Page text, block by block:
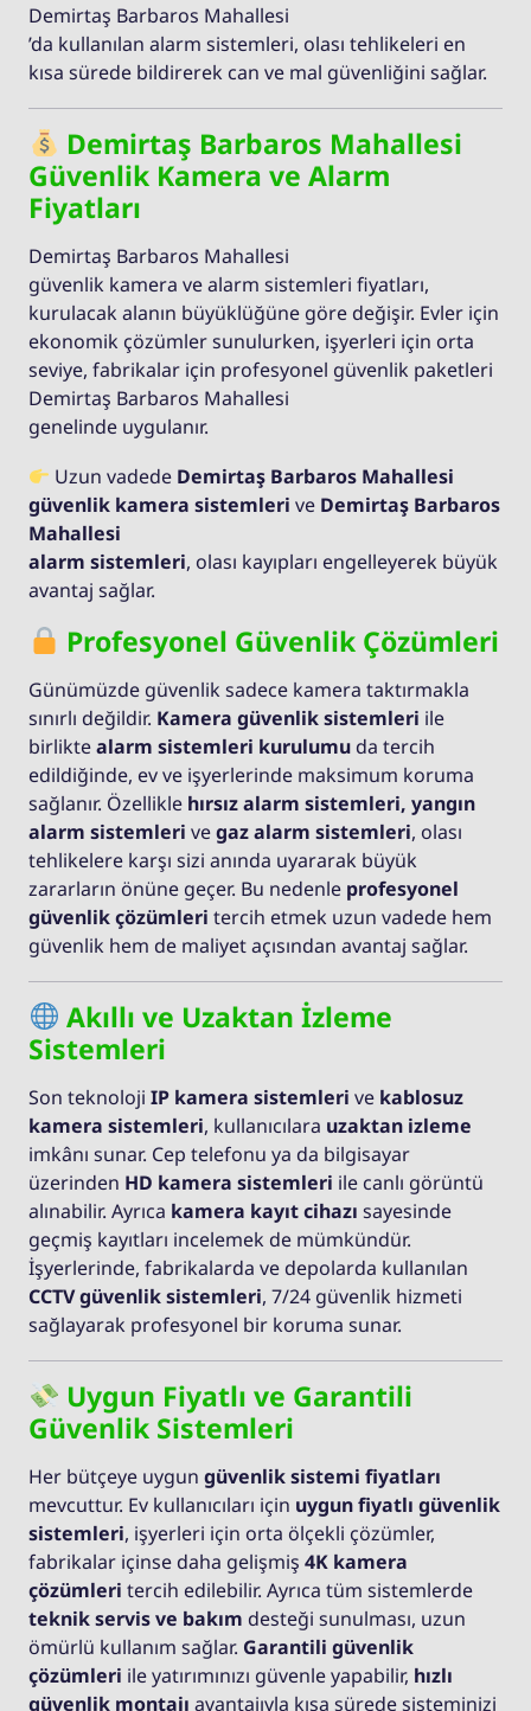
Demirtaş Barbaros Mahallesi
’da kullanılan alarm sistemleri, olası tehlikeleri en
kısa sürede bildirerek can ve mal güvenliğini sağlar.
Demirtaş Barbaros Mahallesi
Güvenlik Kamera ve Alarm
Fiyatları
Demirtaş Barbaros Mahallesi
güvenlik kamera ve alarm sistemleri fiyatları,
kurulacak alanın büyüklüğüne göre değişir. Evler için
ekonomik çözümler sunulurken, işyerleri için orta
seviye, fabrikalar için profesyonel güvenlik paketleri
Demirtaş Barbaros Mahallesi
genelinde uygulanır.
Uzun vadede Demirtaş Barbaros Mahallesi
güvenlik kamera sistemleri ve Demirtaş Barbaros
Mahallesi
alarm sistemleri, olası kayıpları engelleyerek büyük
avantaj sağlar.
Profesyonel Güvenlik Çözümleri
Günümüzde güvenlik sadece kamera taktırmakla
sınırlı değildir. Kamera güvenlik sistemleri ile
birliktealarm sistemleri kurulumu da tercih
edildiğinde, ev ve işyerlerinde maksimum koruma
sağlanır. Özellikle hırsız alarm sistemleri, yangın
alarm sistemleri vegaz alarm sistemleri, olası
tehlikelere karşı sizi anında uyararak büyük
zararların önüne geçer. Bu nedenle profesyonel
güvenlik çözümleri tercih etmek uzun vadede hem
güvenlik hem de maliyet açısından avantaj sağlar.
Akıllı ve Uzaktan İzleme
Sistemleri
Son teknoloji IP kamera sistemleri ve kablosuz
kamera sistemleri, kullanıcılara uzaktan izleme
imkânı sunar. Cep telefonu ya da bilgisayar
üzerinden HD kamera sistemleri ile canlı görüntü
alınabilir. Ayrıca kamera kayıt cihazı sayesinde
geçmiş kayıtları incelemek de mümkündür.
İşyerlerinde, fabrikalarda ve depolarda kullanılan
CCTV güvenlik sistemleri, 7/24 güvenlik hizmeti
sağlayarak profesyonel bir koruma sunar.
Uygun Fiyatlı ve Garantili
Güvenlik Sistemleri
Her bütçeye uygun güvenlik sistemi fiyatları
mevcuttur. Ev kullanıcıları için uygun fiyatlı güvenlik
sistemleri, işyerleri için orta ölçekli çözümler,
fabrikalar içinse daha gelişmiş 4K kamera
çözümleri tercih edilebilir. Ayrıca tüm sistemlerde
teknik servis ve bakım desteği sunulması, uzun
ömürlü kullanım sağlar. Garantili güvenlik
çözümleri ile yatırımınızı güvenle yapabilir, hızlı
güvenlik montajı avantajıyla kısa sürede sisteminizi